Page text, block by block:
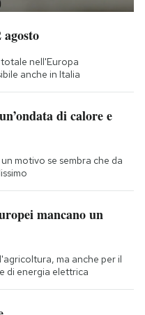
nell'Europa
anche in Italia
di calore e
motivo se sembra che da
mancano un
ma anche per il
di energia elettrica